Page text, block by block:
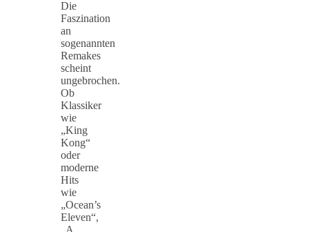
Die
Faszination
an
sogenannten
Remakes
scheint
ungebrochen.
Ob
Klassiker
wie
„King
Kong“
oder
moderne
Hits
wie
„Ocean’s
Eleven“,
„A